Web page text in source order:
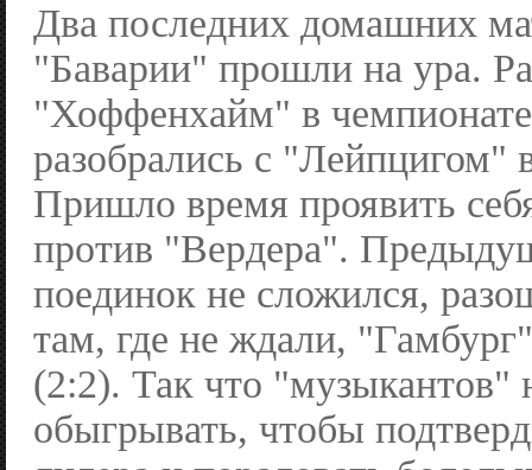
Два последних домашних
"Баварии" прошли на ура.
"Хоффенхайм" в
разобрались с "Лейпцигом"
Пришло время проявить
против "Вердера".
поединок не сложился,
там, где не ждали,
(2:2). Так что "музыкантов"
обыгрывать, чтобы